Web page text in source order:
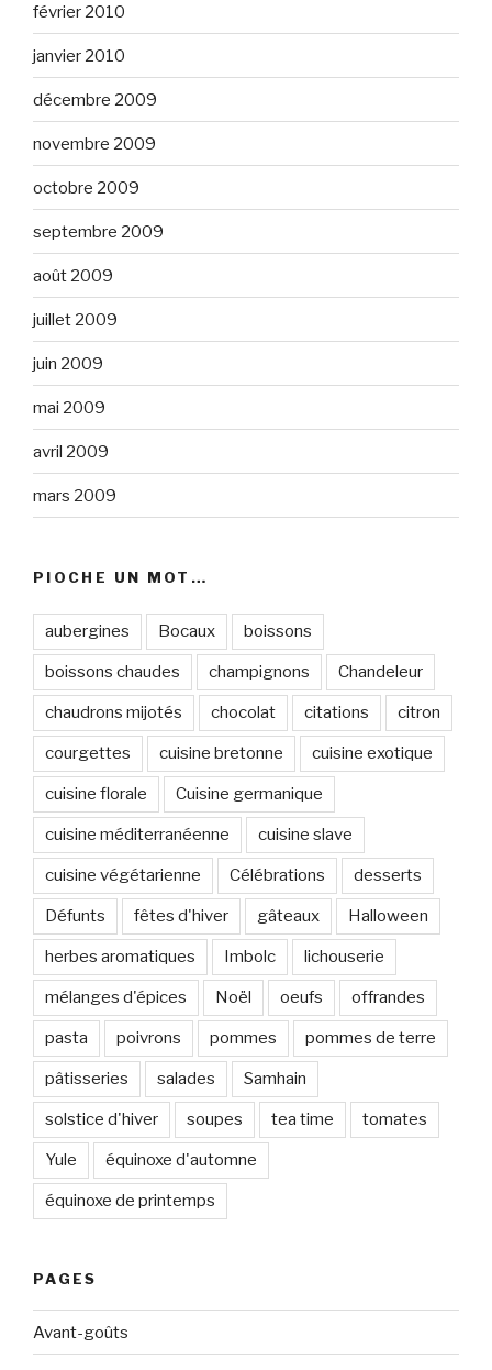
février 2010
janvier 2010
décembre 2009
novembre 2009
octobre 2009
septembre 2009
août 2009
juillet 2009
juin 2009
mai 2009
avril 2009
mars 2009
PIOCHE UN MOT…
aubergines Bocaux boissons
boissons chaudes champignons Chandeleur
chaudrons mijotés chocolat citations citron
courgettes cuisine bretonne cuisine exotique
cuisine florale Cuisine germanique
cuisine méditerranéenne cuisine slave
cuisine végétarienne Célébrations desserts
Défunts fêtes d'hiver gâteaux Halloween
herbes aromatiques Imbolc lichouserie
mélanges d'épices Noël oeufs offrandes
pasta poivrons pommes pommes de terre
pâtisseries salades Samhain
solstice d'hiver soupes tea time tomates
Yule équinoxe d'automne
équinoxe de printemps
PAGES
Avant-goûts